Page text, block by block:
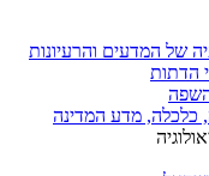
של המדעים והרעיונות
הדתות
השפה
כלכלה, מדע המדינה